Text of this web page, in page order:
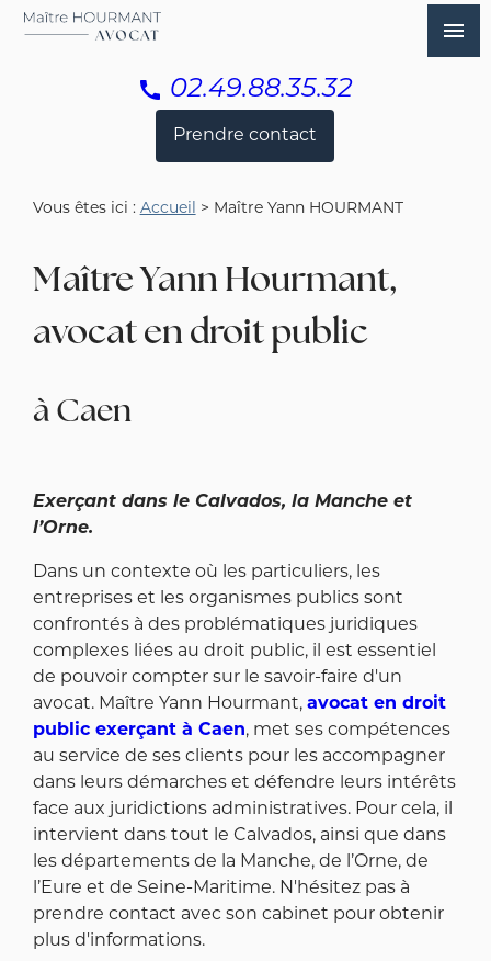
menu
call 02.49.88.35.32
Prendre contact
Vous êtes ici : Accueil > Maître Yann HOURMANT
Maître Yann Hourmant,
avocat en droit public
à Caen
Exerçant dans le Calvados, la Manche et
l’Orne.
Dans un contexte où les particuliers, les
entreprises et les organismes publics sont
confrontés à des problématiques juridiques
complexes liées au droit public, il est essentiel
de pouvoir compter sur le savoir-faire d'un
avocat. Maître Yann Hourmant, avocat en droit
public exerçant à Caen, met ses compétences
au service de ses clients pour les accompagner
dans leurs démarches et défendre leurs intérêts
face aux juridictions administratives. Pour cela, il
intervient dans tout le Calvados, ainsi que dans
les départements de la Manche, de l’Orne, de
l’Eure et de Seine-Maritime. N'hésitez pas à
prendre contact avec son cabinet pour obtenir
plus d'informations.
Panneau de gestion des cookies